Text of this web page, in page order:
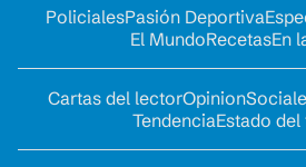
PolicialesPasión Deportiva
El MundoRecetasEn
Cartas del lectorOpinion
TendenciaEstado